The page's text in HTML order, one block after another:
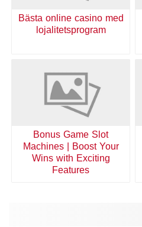
Bästa online casino med
lojalitetsprogram
Bonus Game Slot
Machines | Boost Your
Wins with Exciting
Features